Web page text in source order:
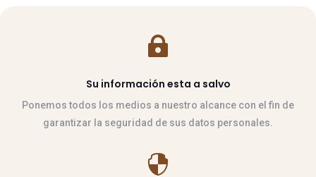

Su información esta a salvo
Ponemos todos los medios a nuestro alcance con el fin de
garantizar la seguridad de sus datos personales.
